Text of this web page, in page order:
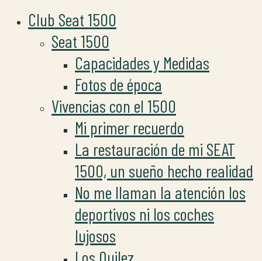
Club Seat 1500
Seat 1500
Capacidades y Medidas
Fotos de época
Vivencias con el 1500
Mi primer recuerdo
La restauración de mi SEAT
1500, un sueño hecho realidad
No me llaman la atención los
deportivos ni los coches
lujosos